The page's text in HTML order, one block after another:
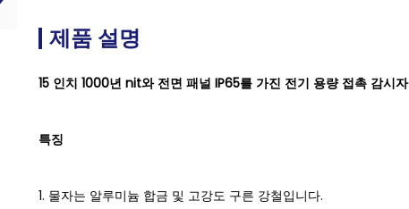
제품 설명
15 인치 1000년 nit와 전면 패널 IP65를 가진 전기 용량 접촉 감시자
특징
1. 물자는 알루미늄 합금 및 고강도 구른 강철입니다.